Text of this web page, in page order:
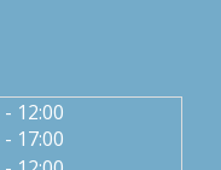
tot
- 12:00
tot
- 17:00